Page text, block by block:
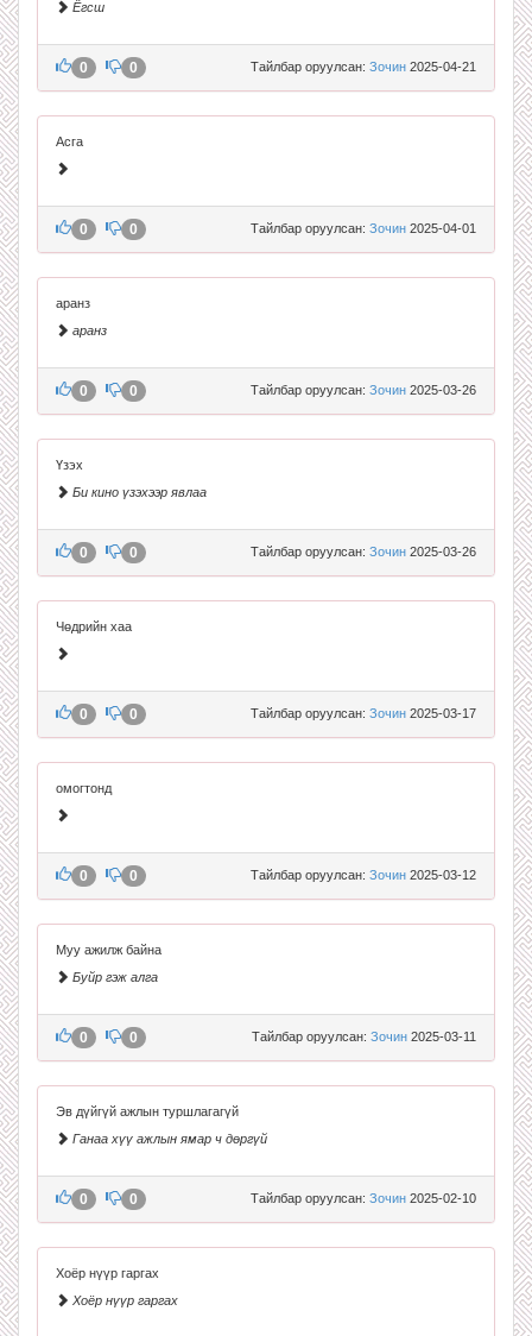
Ёгсш
Тайлбар оруулсан: Зочин 2025-04-21
0 0
Асга
Тайлбар оруулсан: Зочин 2025-04-01
0 0
аранз
аранз
Тайлбар оруулсан: Зочин 2025-03-26
0 0
Үзэх
Би кино үзэхээр явлаа
Тайлбар оруулсан: Зочин 2025-03-26
0 0
Чөдрийн хаа
Тайлбар оруулсан: Зочин 2025-03-17
0 0
омогтонд
Тайлбар оруулсан: Зочин 2025-03-12
0 0
Муу ажилж байна
Буйр гэж алга
Тайлбар оруулсан: Зочин 2025-03-11
0 0
Эв дүйгүй ажлын туршлагагүй
Ганаа хүү ажлын ямар ч дөргүй
Тайлбар оруулсан: Зочин 2025-02-10
0 0
Хоёр нүүр гаргах
Хоёр нүүр гаргах